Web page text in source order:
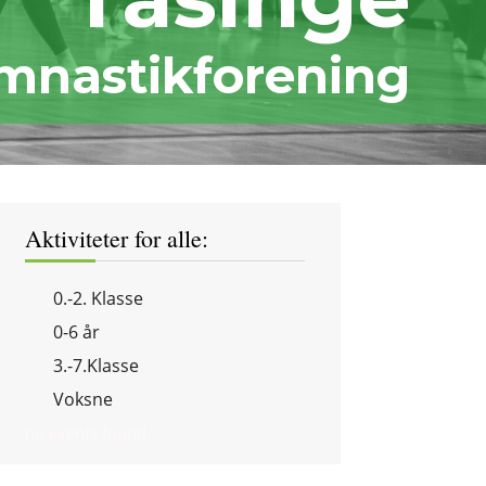
Aktiviteter for alle:
0.-2. Klasse
0-6 år
3.-7.Klasse
Voksne